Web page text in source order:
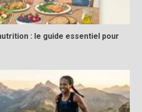
: le guide essentiel pour